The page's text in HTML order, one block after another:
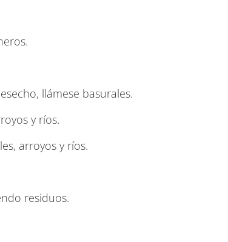
llámese basurales.
y ríos.
arroyos y ríos.
residuos.